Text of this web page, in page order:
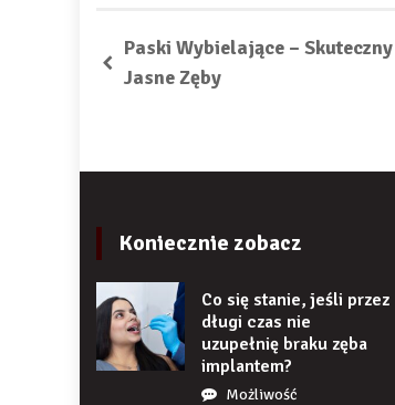
Paski Wybielające –
Jasne Zęby
Koniecznie zobacz
Co się stanie, jeśli przez
długi czas nie
uzupełnię braku zęba
implantem?
Możliwość